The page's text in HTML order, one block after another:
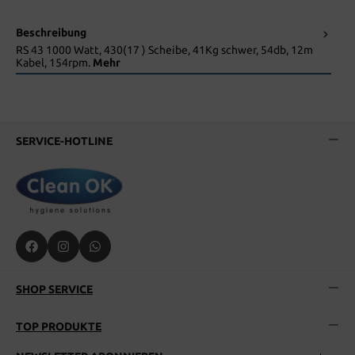
Beschreibung
RS 43 1000 Watt, 430(17 ) Scheibe, 41Kg schwer, 54db, 12m
Kabel, 154rpm. Mehr
SERVICE-HOTLINE
SHOP SERVICE
TOP PRODUKTE